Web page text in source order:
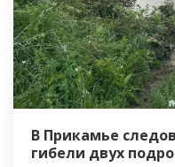
В Прикамье
гибели двух